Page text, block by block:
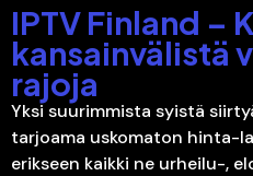
IPTV Finland –
kansainvälistä
rajoja
Yksi suurimmista syistä
tarjoama uskomaton hinta-
erikseen kaikki ne urheilu-,